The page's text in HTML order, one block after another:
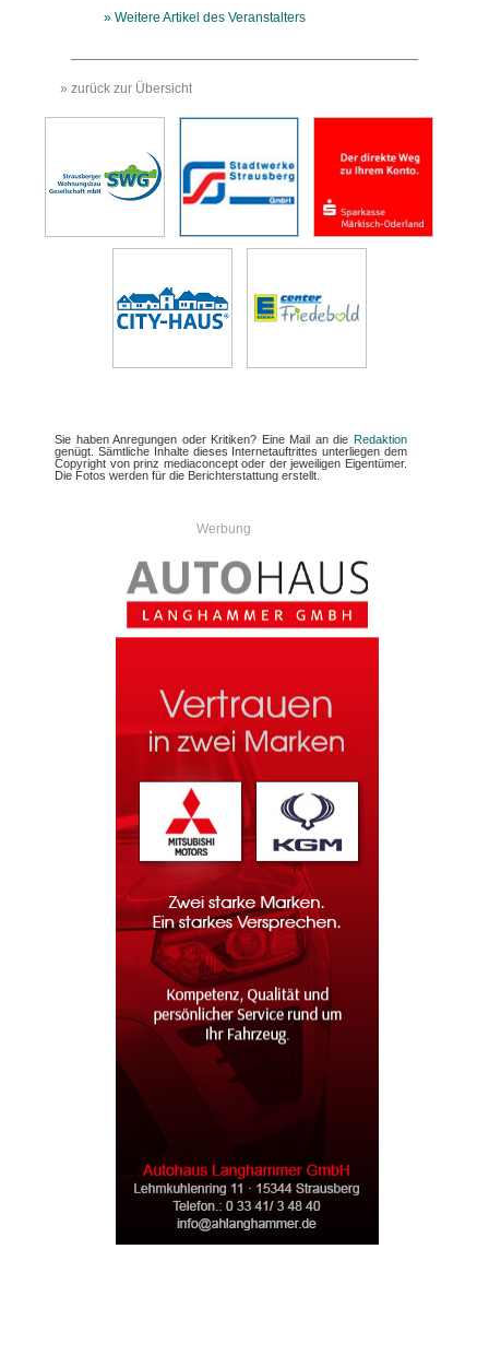
» Weitere Artikel des Veranstalters
» zurück zur Übersicht
Sie haben Anregungen oder Kritiken? Eine Mail an die Redaktion
genügt. Sämtliche Inhalte dieses Internetauftrittes unterliegen dem
Copyright von prinz mediaconcept oder der jeweiligen Eigentümer.
Die Fotos werden für die Berichterstattung erstellt.
Werbung